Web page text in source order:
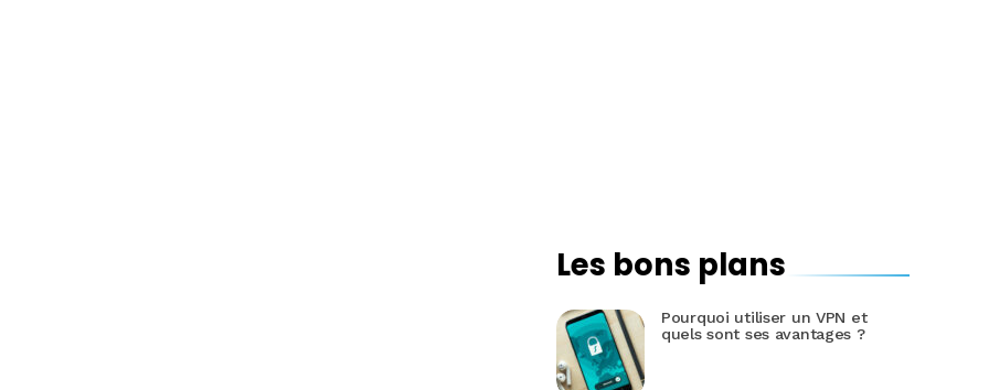
Les bons plans
Pourquoi utiliser un VPN et
quels sont ses avantages ?